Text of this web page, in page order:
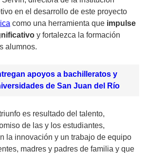
en el desarrollo de este proyecto
como una herramienta que impulse
y fortalezca la formación
alumnos.
apoyos a bachilleratos y
de San Juan del Río
es resultado del talento,
de las y los estudiantes,
la innovación y un trabajo de equipo
madres y padres de familia y que